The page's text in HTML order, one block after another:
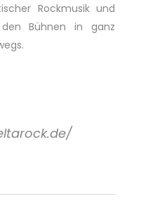
Rockmusik und
Bühnen in ganz